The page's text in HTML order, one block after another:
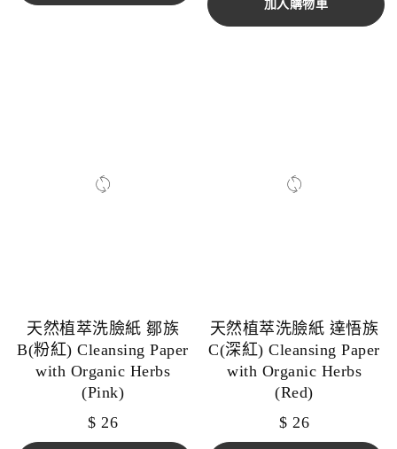
加入購物車
天然植萃洗臉紙 鄒族
B(粉紅) Cleansing Paper
with Organic Herbs
(Pink)
$ 26
天然植萃洗臉紙 達悟族
C(深紅) Cleansing Paper
with Organic Herbs
(Red)
$ 26